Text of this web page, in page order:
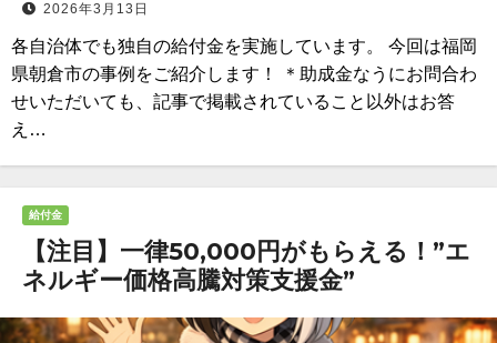
2026年3月13日
各自治体でも独自の給付金を実施しています。 今回は福岡
県朝倉市の事例をご紹介します！ ＊助成金なうにお問合わ
せいただいても、記事で掲載されていること以外はお答
え…
給付金
【注目】一律50,000円がもらえる！”エ
ネルギー価格高騰対策支援金”